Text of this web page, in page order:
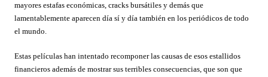
mayores estafas económicas, cracks bursátiles y demás que
lamentablemente aparecen día sí y día también en los periódicos de todo
el mundo.
Estas películas han intentado recomponer las causas de esos estallidos
financieros además de mostrar sus terribles consecuencias, que son que